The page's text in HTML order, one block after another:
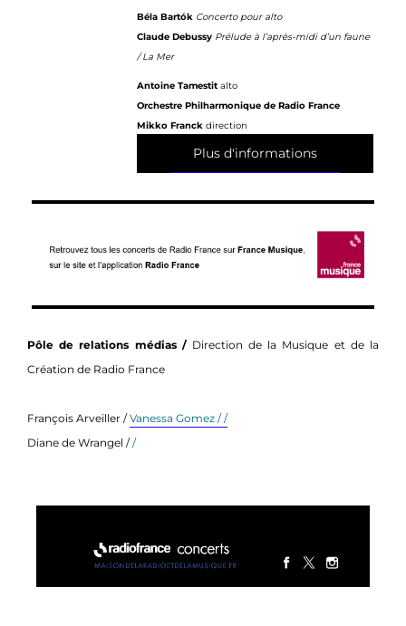
Béla Bartók Concerto pour alto
Claude Debussy Prélude à l’après-midi d’un faune
/ La Mer
Antoine Tamestitalto
Orchestre Philharmonique de Radio France
Mikko Franckdirection
Plus d'informations
Pôle de relations médias / Direction de la Musique et de la
Création de Radio France
François Arveiller /Vanessa Gomez / /
Diane de Wrangel //